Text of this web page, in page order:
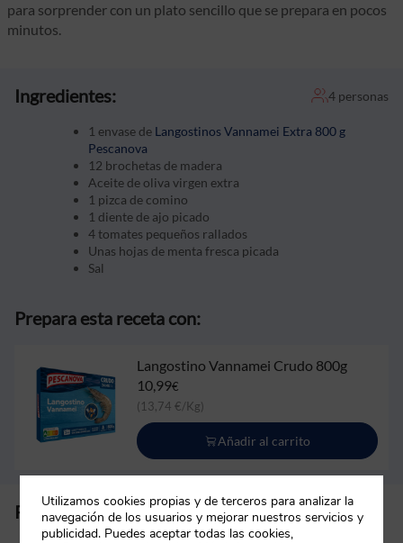
para sorprender con un plato sencillo que se prepara en pocos
minutos.
Ingredientes: 4 personas
1 envase de Langostinos Vannamei Extra 800 g
Pescanova
12 brochetas de madera
Aceite de oliva virgen extra
1 pizca de comino
1 diente de ajo picado
4 tomates pequeños rallados
Unas hojas de menta fresca picada
Sal
Prepara esta receta con:
Langostino Vannamei Crudo 800g
10,99€
(13,74 €/Kg)
Añadir al carrito
Preparación:
Utilizamos cookies propias y de terceros para analizar la
navegación de los usuarios y mejorar nuestros servicios y
publicidad. Puedes aceptar todas las cookies,